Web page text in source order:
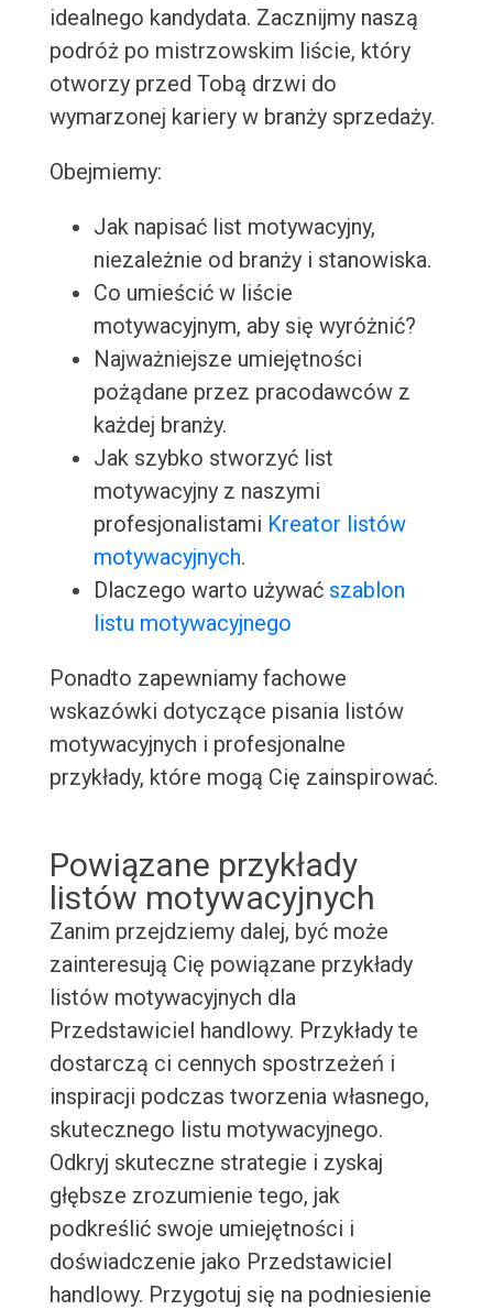
idealnego kandydata. Zacznijmy naszą
podróż po mistrzowskim liście, który
otworzy przed Tobą drzwi do
wymarzonej kariery w branży sprzedaży.
Obejmiemy:
Jak napisać list motywacyjny,
niezależnie od branży i stanowiska.
Co umieścić w liście
motywacyjnym, aby się wyróżnić?
Najważniejsze umiejętności
pożądane przez pracodawców z
każdej branży.
Jak szybko stworzyć list
motywacyjny z naszymi
profesjonalistami Kreator listów
motywacyjnych.
Dlaczego warto używać szablon
listu motywacyjnego
Ponadto zapewniamy fachowe
wskazówki dotyczące pisania listów
motywacyjnych i profesjonalne
przykłady, które mogą Cię zainspirować.
Powiązane przykłady
listów motywacyjnych
Zanim przejdziemy dalej, być może
zainteresują Cię powiązane przykłady
listów motywacyjnych dla
Przedstawiciel handlowy. Przykłady te
dostarczą ci cennych spostrzeżeń i
inspiracji podczas tworzenia własnego,
skutecznego listu motywacyjnego.
Odkryj skuteczne strategie i zyskaj
głębsze zrozumienie tego, jak
podkreślić swoje umiejętności i
doświadczenie jako Przedstawiciel
handlowy. Przygotuj się na podniesienie